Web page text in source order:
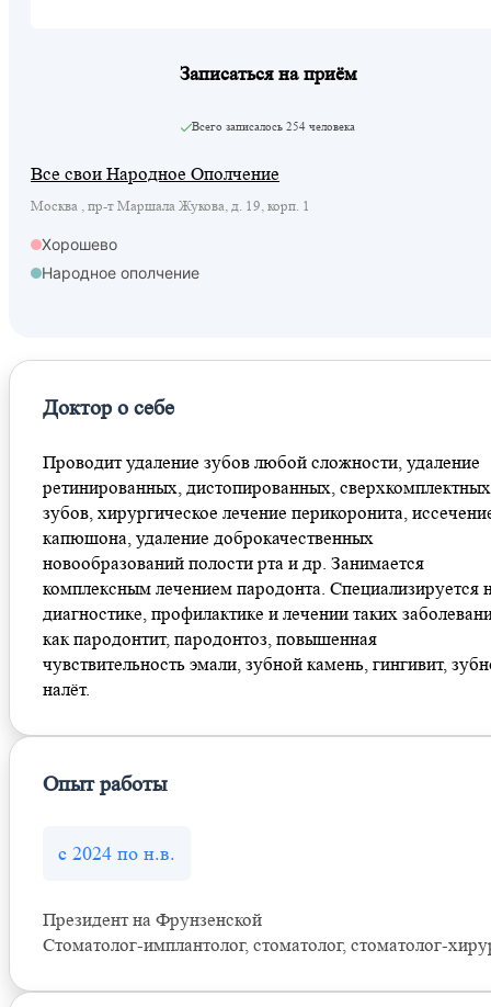
Записаться на приём
Всего записалось 254 человека
Все свои Народное Ополчение
Москва , пр-т Маршала Жукова, д. 19, корп. 1
Хорошево
Народное ополчение
Доктор о себе
Проводит удаление зубов любой сложности, удаление
ретинированных, дистопированных, сверхкомплектных
зубов, хирургическое лечение перикоронита,
капюшона, удаление доброкачественных
новообразований полости рта и др. Занимается
комплексным лечением пародонта. Специализируется
диагностике, профилактике и лечении таких
как пародонтит, пародонтоз, повышенная
чувствительность эмали, зубной камень, гингивит,
налёт.
Опыт работы
с 2024 по н.в.
Президент на Фрунзенской
Стоматолог-имплантолог, стоматолог, стоматолог-